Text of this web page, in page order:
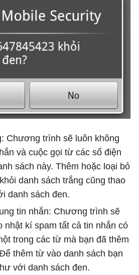
Chương trình sẽ luôn không
và cuộc gọi từ các số điện
sách này. Thêm hoặc loại bỏ
danh sách trắng cũng thao
danh sách đen.
tin nhắn: Chương trình sẽ
nhật kí spam tất cả tin nhắn có
trong các từ mà bạn đã thêm
thêm từ vào danh sách bạn
với danh sách đen.